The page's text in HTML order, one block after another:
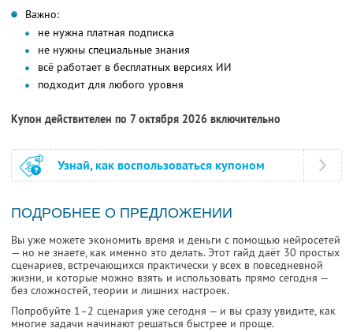
Важно:
не нужна платная подписка
не нужны специальные знания
всё работает в бесплатных версиях ИИ
подходит для любого уровня
Купон действителен по 7 октября 2026 включительно
Узнай, как воспользоваться купоном
ПОДРОБНЕЕ О ПРЕДЛОЖЕНИИ
Вы уже можете экономить время и деньги с помощью нейросетей
— но не знаете, как именно это делать. Этот гайд даёт 30 простых
сценариев, встречающихся практически у всех в повседневной
жизни, и которые можно взять и использовать прямо сегодня —
без сложностей, теории и лишних настроек.
Попробуйте 1–2 сценария уже сегодня — и вы сразу увидите, как
многие задачи начинают решаться быстрее и проще.